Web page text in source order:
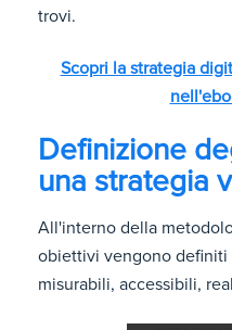
trovi.
Scopri la strategia
Definizione
una strategia
All'interno della
obiettivi vengono definiti
misurabili, accessibili,